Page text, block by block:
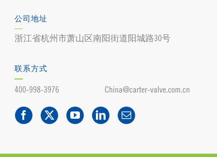
公司地址
浙江省杭州市萧山区南阳街道阳城路30号
联系方式
400-998-3976 China@carter-valve.com.cn